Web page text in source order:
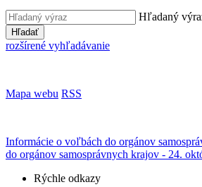
Hľadaný
Hľadať
rozšírené vyhľadávanie
Mapa webu RSS
Informácie o voľbách do orgánov
do orgánov samosprávnych krajov - 24.
Rýchle odkazy